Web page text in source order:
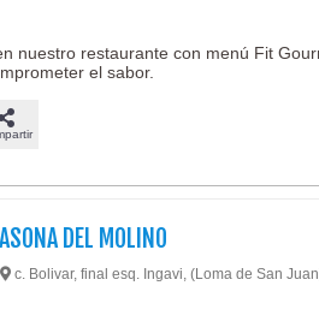
nuestro restaurante con menú Fit
el sabor.
DEL MOLINO
c. Bolivar, final esq. Ingavi, (Loma de San